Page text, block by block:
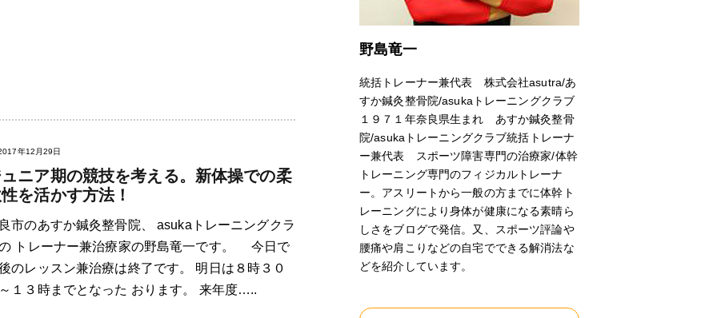
年12月29日
ニア期の競技を考える。新体操での柔
を活かす方法！
市のあすか鍼灸整骨院、 asukaトレーニングクラ
トレーナー兼治療家の野島竜一です。 今日で
のレッスン兼治療は終了です。 明日は８時３０
１３時までとなった おります。 来年度…..
野島竜一
統括トレーナー兼代表 株式会社asutra/あ
すか鍼灸整骨院/asukaトレーニングクラブ
１９７１年奈良県生まれ あすか鍼灸整骨
院/asukaトレーニングクラブ統括トレーナ
ー兼代表 スポーツ障害専門の治療家/体幹
トレーニング専門のフィジカルトレーナ
ー。アスリートから一般の方までに体幹ト
レーニングにより身体が健康になる素晴ら
しさをブログで発信。又、スポーツ評論や
腰痛や肩こりなどの自宅でできる解消法な
どを紹介しています。